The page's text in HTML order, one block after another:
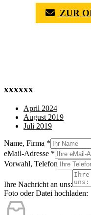
ZUR
xxxxxx
April 2024
August 2019
Juli 2019
Name, Firma *
eMail-Adresse *
Vorwahl, Telefon
Ihre Nachricht an uns:
Foto oder Datei hochladen: